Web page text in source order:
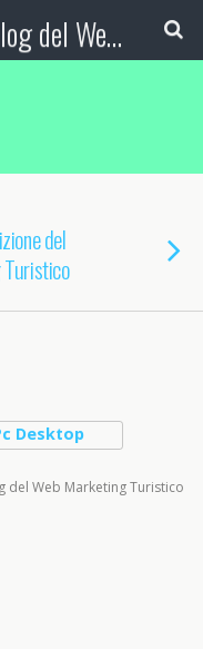
Booking Blog™ - Il blog del Web Marketing Turistico
del
Desktop
Web Marketing Turistico